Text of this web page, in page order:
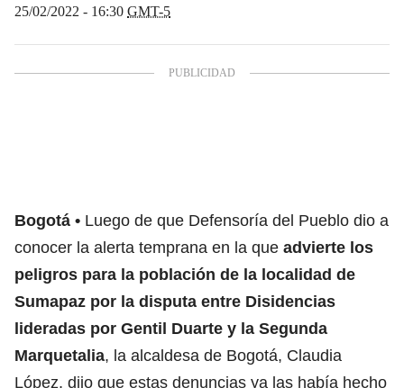
25/02/2022 - 16:30 GMT-5
Bogotá
Luego de que Defensoría del Pueblo dio a
conocer la alerta temprana en la que advierte los
peligros para la población de la localidad de
Sumapaz por la disputa entre Disidencias
lideradas por Gentil Duarte y la Segunda
Marquetalia, la alcaldesa de Bogotá, Claudia
López, dijo que estas denuncias ya las había hecho